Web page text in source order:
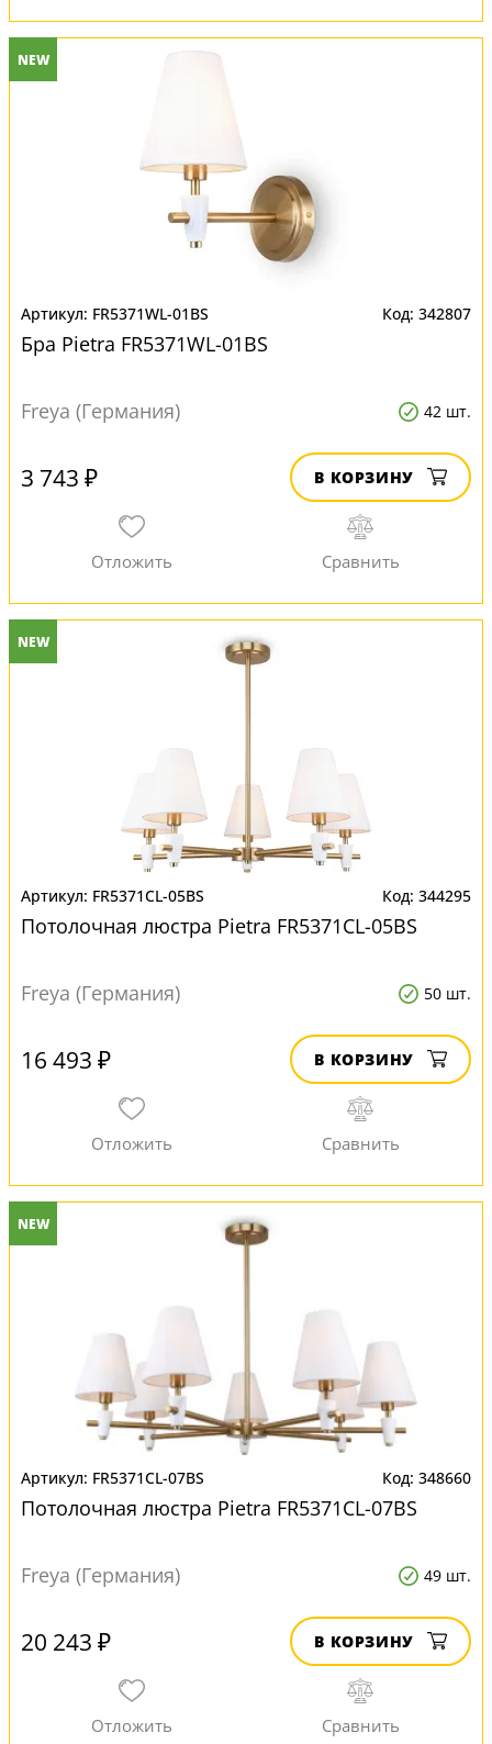
NEW
FR5371WL-01BS 342807
Бра Pietra FR5371WL-01BS
Freya (Германия) 42 шт.
3 743 ₽ В КОРЗИНУ
NEW
FR5371CL-05BS 344295
Потолочная люстра Pietra FR5371CL-05BS
Freya (Германия) 50 шт.
16 493 ₽ В КОРЗИНУ
NEW
FR5371CL-07BS 348660
Потолочная люстра Pietra FR5371CL-07BS
Freya (Германия) 49 шт.
20 243 ₽ В КОРЗИНУ